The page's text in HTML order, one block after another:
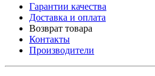
Гарантии качества
Доставка и оплата
Возврат товара
Контакты
Производители